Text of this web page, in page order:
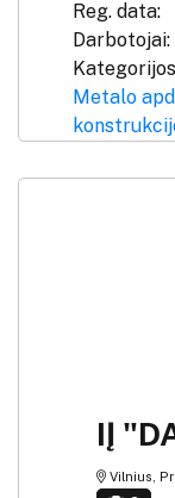
Reg. data:
Darbotojai:
Metalo
IĮ
Vilnius,